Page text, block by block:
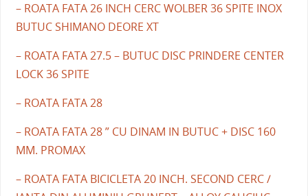
– ROATA FATA 26 INCH CERC WOLBER 36 SPITE INOX
BUTUC SHIMANO DEORE XT
– ROATA FATA 27.5 – BUTUC DISC PRINDERE CENTER
LOCK 36 SPITE
– ROATA FATA 28
– ROATA FATA 28 ” CU DINAM IN BUTUC + DISC 160
MM. PROMAX
– ROATA FATA BICICLETA 20 INCH. SECOND CERC /